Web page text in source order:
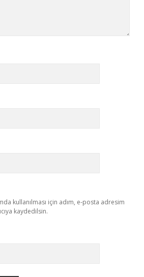
kullanılması için adım, e-posta adresim
kaydedilsin.